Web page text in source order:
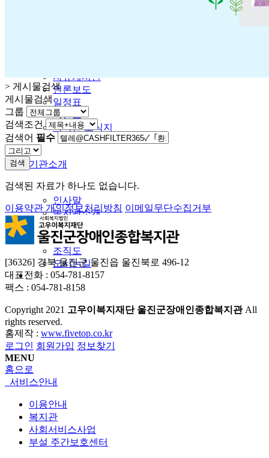
자유게시판
언론보도
일정표
식단표
복지관 소식지
기관소개
인사말
복지관소개
법인소개
시설안내
조직도
오시는길
> 게시물검색
게시물검색
그룹
검색조건
검색어 필수
검색
검색된 자료가 하나도 없습니다.
이용약관 개인정보처리방침 이메일무단수집거부
[36326] 경북 울진군 울진읍 울진북로 496-12
대표전화 : 054-781-8157
팩스 : 054-781-8158
Copyright 2021 고우이복지재단 울진군장애인종합복지관All
rights reserved.
홈제작 : www.fivetop.co.kr
로그인 회원가입 정보찾기
MENU
홈으로
서비스안내
이용안내
복지관
사회서비스사업
부설 주간보호센터